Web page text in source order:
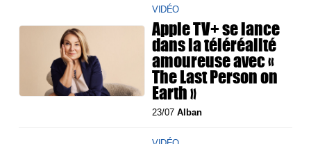
VIDÉO
Apple TV+ se lance
dans la téléréalité
amoureuse avec «
The Last Person on
Earth »
23/07Alban